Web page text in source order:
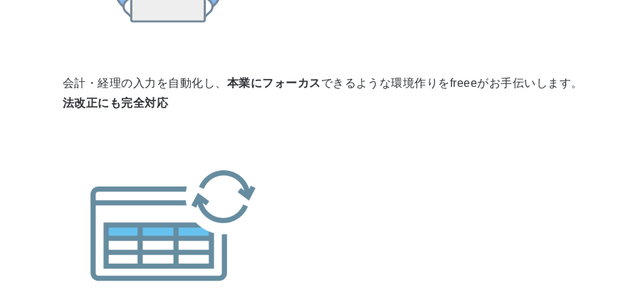
会計・経理の入力を自動化し、 本業にフォーカスできるような環境作りをfreeeがお手伝いします。
法改正にも完全対応